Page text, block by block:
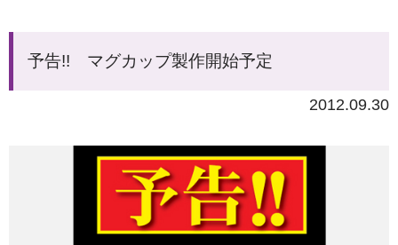
予告!! マグカップ製作開始予定
2012.09.30